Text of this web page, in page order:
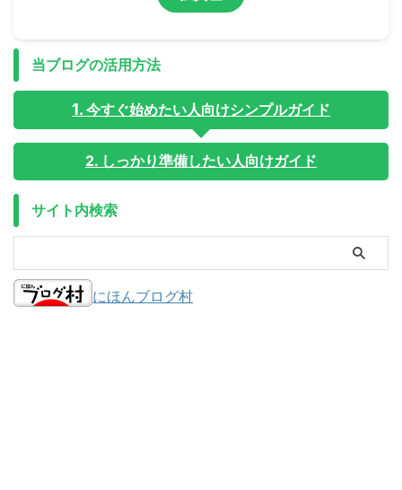
当ブログの活用方法
今すぐ始めたい人向けシンプルガイド
2. しっかり準備したい人向けガイド
サイト内検索
にほんブログ村